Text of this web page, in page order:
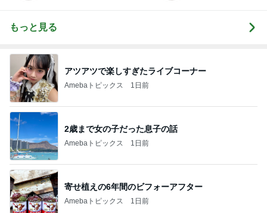
もっと見る
アツアツで楽しすぎたライブコーナー
Amebaトピックス 1日前
2歳まで女の子だった息子の話
Amebaトピックス 1日前
寄せ植えの6年間のビフォーアフター
Amebaトピックス 1日前